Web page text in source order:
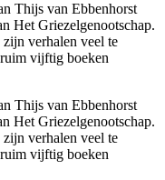
Thijs van Ebbenhorst
Het Griezelgenootschap.
verhalen veel te
vijftig boeken
Thijs van Ebbenhorst
Het Griezelgenootschap.
verhalen veel te
vijftig boeken